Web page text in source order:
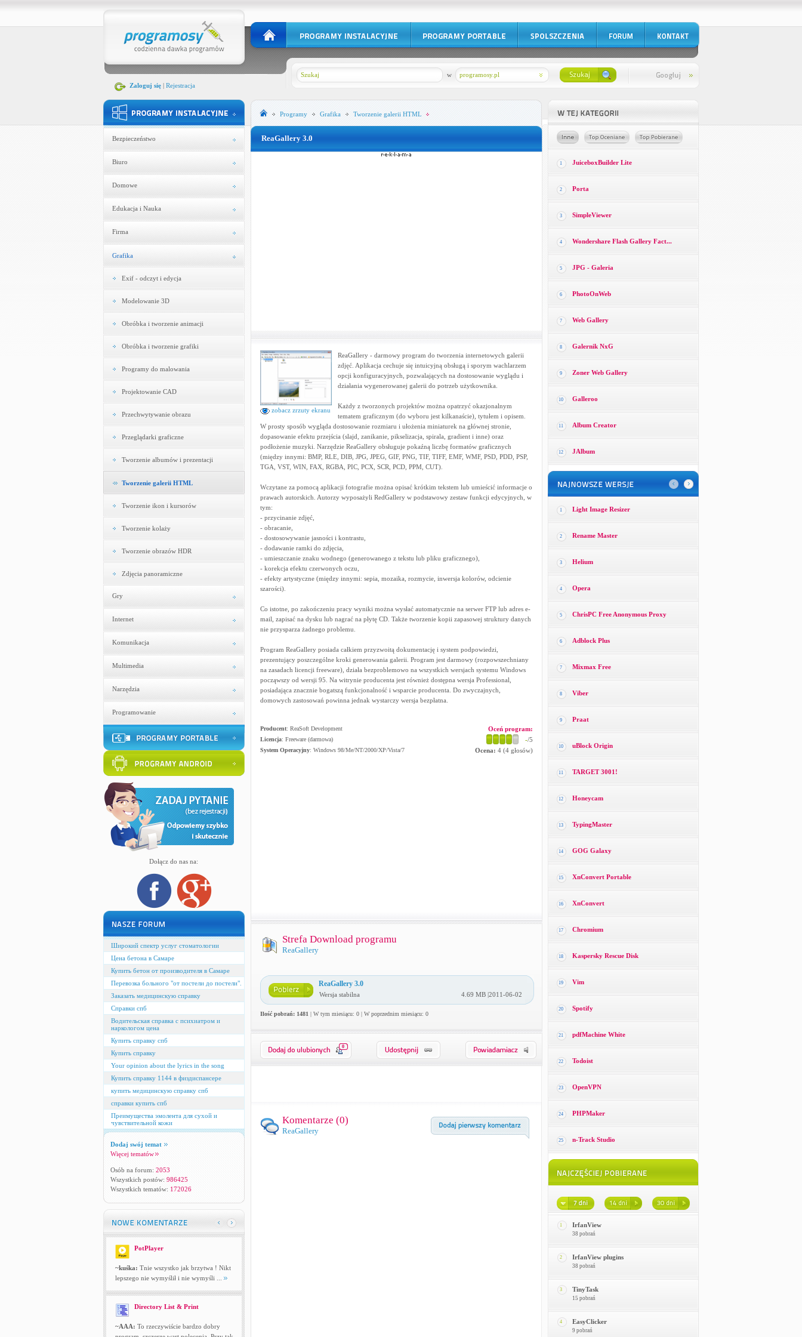
Zaloguj się| Rejestracja
programosy.pl
w
Bezpieczeństwo
Biuro
Domowe
Edukacja i Nauka
Firma
Grafika
Exif - odczyt i edycja
Modelowanie 3D
Obróbka i tworzenie animacji
Obróbka i tworzenie grafiki
Programy do malowania
Projektowanie CAD
Przechwytywanie obrazu
Przeglądarki graficzne
Tworzenie albumów i prezentacji
Tworzenie galerii HTML
Tworzenie ikon i kursorów
Tworzenie kolaży
Tworzenie obrazów HDR
Zdjęcia panoramiczne
Gry
Internet
Komunikacja
Multimedia
Narzędzia
Programowanie
Dołącz do nas na:
Широкий спектр услуг стоматологии
Цена бетона в Самаре
Купить бетон от производителя в Самаре
Перевозка больного "от постели до постели".
Заказать медицинскую справку
Справки спб
Водительская справка с психиатром и
наркологом цена
Купить справку спб
Купить справку
Your opinion about the lyrics in the song
Купить справку 1144 в физдиспансере
купить медицинскую справку спб
справки купить спб
Преимущества эмолента для сухой и
чувствительной кожи
Dodaj swój temat
Więcej tematów
Osób na forum: 2053
Wszystkich postów: 986425
Wszystkich tematów: 172026
PotPlayer
~kuśka: Tnie wszystko jak brzytwa ! Nikt
lepszego nie wymyślił i nie wymyśli ...
Directory List & Print
~AAA: To rzeczywiście bardzo dobry
Programy Grafika Tworzenie galerii HTML
ReaGallery 3.0
zobacz zrzuty ekranu
ReaGallery - darmowy program do tworzenia internetowych galerii
zdjęć. Aplikacja cechuje się intuicyjną obsługą i sporym wachlarzem
opcji konfiguracyjnych, pozwalających na dostosowanie wyglądu i
działania wygenerowanej galerii do potrzeb użytkownika.
Każdy z tworzonych projektów można opatrzyć okazjonalnym
tematem graficznym (do wyboru jest kilkanaście), tytułem i opisem.
W prosty sposób wygląda dostosowanie rozmiaru i ułożenia miniaturek na głównej stronie,
dopasowanie efektu przejścia (slajd, zanikanie, pikselizacja, spirala, gradient i inne) oraz
podłożenie muzyki. Narzędzie ReaGallery obsługuje pokaźną liczbę formatów graficznych
(między innymi: BMP, RLE, DIB, JPG, JPEG, GIF, PNG, TIF, TIFF, EMF, WMF, PSD, PDD, PSP,
TGA, VST, WIN, FAX, RGBA, PIC, PCX, SCR, PCD, PPM, CUT).
Wczytane za pomocą aplikacji fotografie można opisać krótkim tekstem lub umieścić informacje o
prawach autorskich. Autorzy wyposażyli RedGallery w podstawowy zestaw funkcji edycyjnych, w
tym:
- przycinanie zdjęć,
- obracanie,
- dostosowywanie jasności i kontrastu,
- dodawanie ramki do zdjęcia,
- umieszczanie znaku wodnego (generowanego z tekstu lub pliku graficznego),
- korekcja efektu czerwonych oczu,
- efekty artystyczne (między innymi: sepia, mozaika, rozmycie, inwersja kolorów, odcienie
szarości).
Co istotne, po zakończeniu pracy wyniki można wysłać automatycznie na serwer FTP lub adres e-
mail, zapisać na dysku lub nagrać na płytę CD. Także tworzenie kopii zapasowej struktury danych
nie przysparza żadnego problemu.
Program ReaGallery posiada całkiem przyzwoitą dokumentację i system podpowiedzi,
prezentujący poszczególne kroki generowania galerii. Program jest darmowy (rozpowszechniany
na zasadach licencji freeware), działa bezproblemowo na wszystkich wersjach systemu Windows
począwszy od wersji 95. Na witrynie producenta jest również dostępna wersja Professional,
posiadająca znacznie bogatszą funkcjonalność i wsparcie producenta. Do zwyczajnych,
domowych zastosowań powinna jednak wystarczy wersja bezpłatna.
Producent: ReaSoft Development
Licencja: Freeware (darmowa)
System Operacyjny: Windows 98/Me/NT/2000/XP/Vista/7
Oceń program:
-/5
Ocena: 4(4głosów)
Strefa Download programu
ReaGallery
ReaGallery 3.0
Wersja stabilna 4.69 MB |2011-06-02
Ilość pobrań: 1481 | W tym miesiącu: 0 | W poprzednim miesiącu: 0
0
Komentarze (0)
ReaGallery
1 JuiceboxBuilder Lite
2 Porta
3 SimpleViewer
4 Wondershare Flash Gallery Fact...
5 JPG - Galeria
6 PhotoOnWeb
7 Web Gallery
8 Galernik NxG
9 Zoner Web Gallery
10 Galleroo
11 Album Creator
12 JAlbum
1 Light Image Resizer
2 Rename Master
3 Helium
4 Opera
5 ChrisPC Free Anonymous Proxy
6 Adblock Plus
7 Mixmax Free
8 Viber
9 Praat
10 uBlock Origin
11 TARGET 3001!
12 Honeycam
13 TypingMaster
14 GOG Galaxy
15 XnConvert Portable
16 XnConvert
17 Chromium
18 Kaspersky Rescue Disk
19 Vim
20 Spotify
21 pdfMachine White
22 Todoist
23 OpenVPN
24 PHPMaker
25 n-Track Studio
1 IrfanView
38 pobrań
2 IrfanView plugins
38 pobrań
3 TinyTask
15 pobrań
4 EasyClicker
9 pobrań